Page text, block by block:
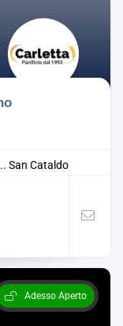
San Cataldo
Adesso Aperto